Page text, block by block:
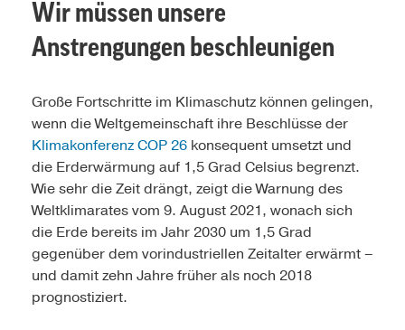
Wir müssen unsere
Anstrengungen beschleunigen
Große Fortschritte im Klimaschutz können gelingen,
wenn die Weltgemeinschaft ihre Beschlüsse der
Klimakonferenz COP 26 konsequent umsetzt und
die Erderwärmung auf 1,5 Grad Celsius begrenzt.
Wie sehr die Zeit drängt, zeigt die Warnung des
Weltklimarates vom 9. August 2021, wonach sich
die Erde bereits im Jahr 2030 um 1,5 Grad
gegenüber dem vorindustriellen Zeitalter erwärmt –
und damit zehn Jahre früher als noch 2018
prognostiziert.